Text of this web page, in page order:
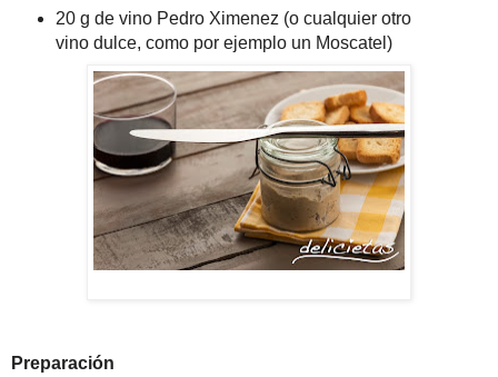
20 g de vino Pedro Ximenez (o cualquier otro
vino dulce, como por ejemplo un Moscatel)
Preparación